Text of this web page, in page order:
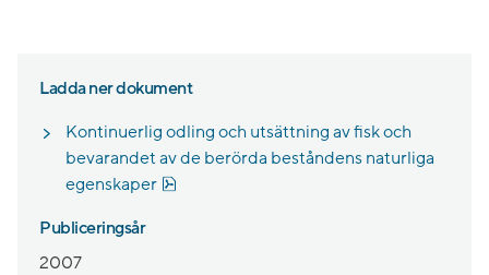
Ladda ner dokument
Kontinuerlig odling och utsättning av fisk och
bevarandet av de berörda beståndens naturliga
egenskaper
Publiceringsår
2007